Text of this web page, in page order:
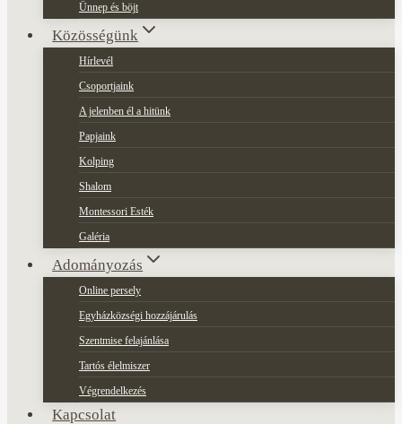
Ünnep és böjt
Közösségünk
Hírlevél
Csoportjaink
A jelenben él a hitünk
Papjaink
Kolping
Shalom
Montessori Esték
Galéria
Adományozás
Online persely
Egyházközségi hozzájárulás
Szentmise felajánlása
Tartós élelmiszer
Végrendelkezés
Kapcsolat